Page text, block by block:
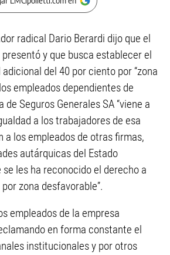
radical Dario Berardi dijo que el
y que busca establecer el
del 40 por ciento por “zona
empleados dependientes de
Seguros Generales SA “viene a
a los trabajadores de esa
a los empleados de otras firmas,
autárquicas del Estado
les ha reconocido el derecho a
zona desfavorable”.
empleados de la empresa
en forma constante el
institucionales y por otros